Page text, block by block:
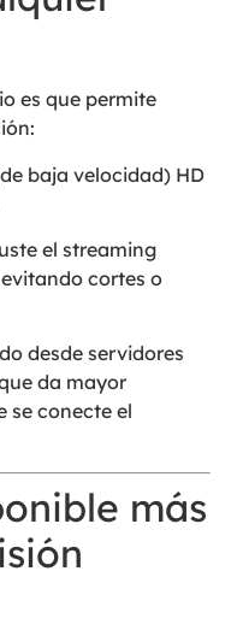
es que permite
baja velocidad) HD
el streaming
cortes o
desde servidores
da mayor
se conecte el
más